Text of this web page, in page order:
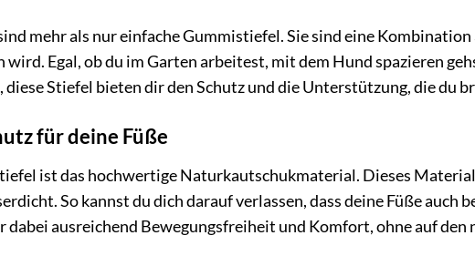
mehr als nur einfache Gummistiefel. Sie sind eine
Egal, ob du im Garten arbeitest, mit dem Hund spazieren
diese Stiefel bieten dir den Schutz und die Unterstützung, die du
für deine Füße
ist das hochwertige Naturkautschukmaterial. Dieses
So kannst du dich darauf verlassen, dass deine Füße auch
ausreichend Bewegungsfreiheit und Komfort, ohne auf den